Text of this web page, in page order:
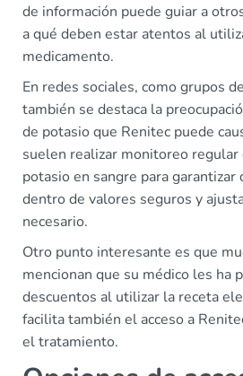
de información puede guiar a
a qué deben estar atentos al
medicamento.
En redes sociales, como grupos
también se destaca la
de potasio que Renitec puede
suelen realizar monitoreo
potasio en sangre para garantizar
dentro de valores seguros y
necesario.
Otro punto interesante es que
mencionan que su médico les ha
descuentos al utilizar la receta
facilita también el acceso a
el tratamiento.